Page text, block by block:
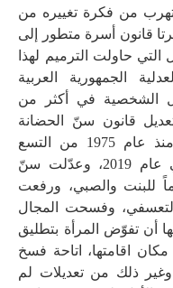
تهرب من فكرة تغييره من
قانون أسرة متطور إلى
حاولت الترميم لهذا
الجمهورية العربية
الشخصية في أكثر من
قانون سنّ الحضانة
ليرتفع تدريجياً بعدد من التعديلات منذ عام 1975 من التسع
سنوات إلى 15 عاماً للفتاة والصبي عام 2019، وعدّلت سنّ
للبنت والصبي، ورفعت
وفسحت المجال
أن تفوّض المرأة بتطليق
اقامتها، اتاحة فسخ
ذلك من تعديلات لم